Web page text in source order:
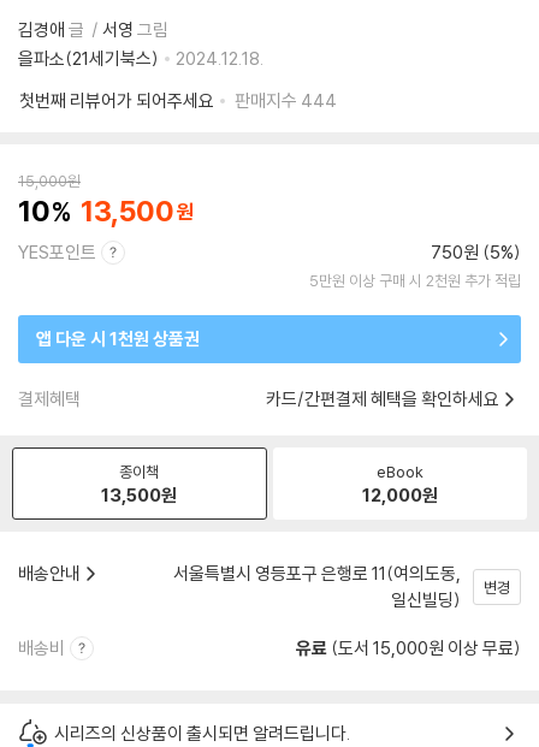
김경애 글 서영 그림
을파소(21세기북스)
2024.12.18.
첫번째 리뷰어가 되어주세요
판매지수 444
15,000원
10 13,500
YES포인트 750원 (5%)
5만원 이상 구매 시 2천원 추가 적립
앱 다운 시 1천원 상품권
결제혜택 카드/간편결제 혜택을 확인하세요
종이책
13,500원
eBook
12,000원
배송안내
서울특별시 영등포구 은행로 11(여의도동,
일신빌딩)
변경
배송비 유료 (도서 15,000원 이상 무료)
시리즈의 신상품이 출시되면 알려드립니다.